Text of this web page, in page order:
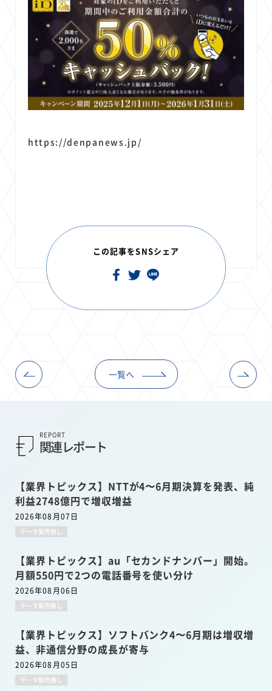
https://denpanews.jp/
この記事をSNSシェア
一覧へ
REPORT
関連レポート
【業界トピックス】NTTが4〜6月期決算を発表、純
利益2748億円で増収増益
2026年08月07日
データ販売無し
【業界トピックス】au「セカンドナンバー」開始。
月額550円で2つの電話番号を使い分け
2026年08月06日
データ販売無し
【業界トピックス】ソフトバンク4〜6月期は増収増
益、非通信分野の成長が寄与
2026年08月05日
データ販売無し